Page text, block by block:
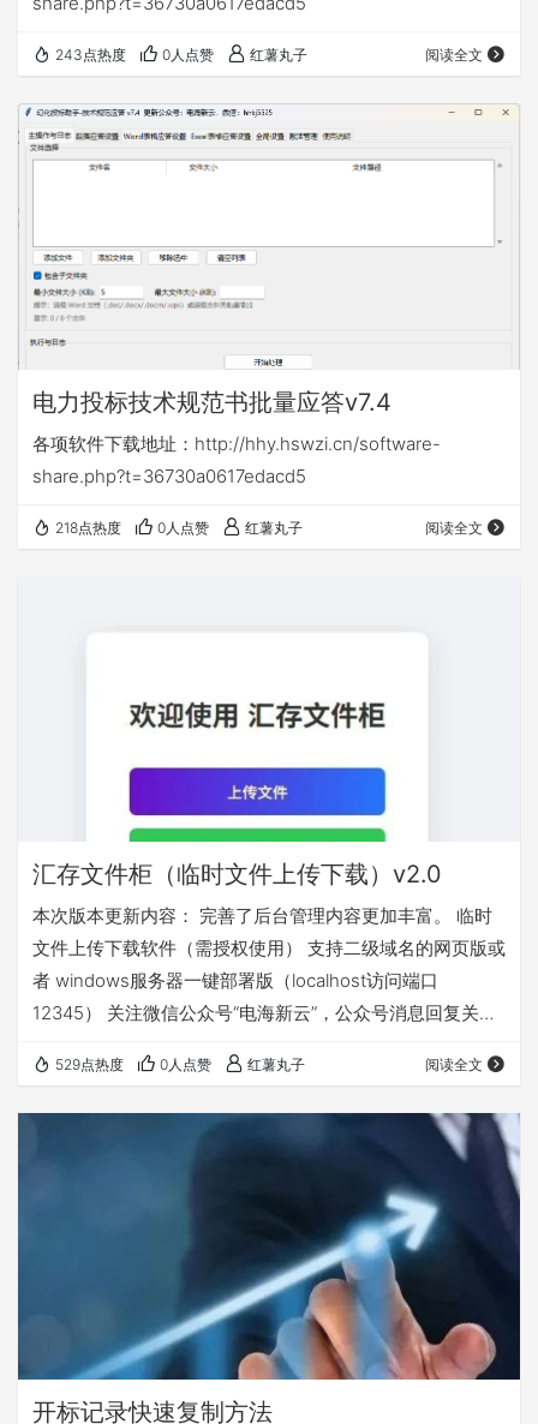
243点热度 0人点赞 红薯丸子 阅读全文
电力投标技术规范书批量应答v7.4
各项软件下载地址：http://hhy.hswzi.cn/software-
share.php?t=36730a0617edacd5
218点热度 0人点赞 红薯丸子 阅读全文
汇存文件柜（临时文件上传下载）v2.0
本次版本更新内容： 完善了后台管理内容更加丰富。 临时
文件上传下载软件（需授权使用） 支持二级域名的网页版或
者 windows服务器一键部署版（localhost访问端口
12345） 关注微信公众号“电海新云”，公众号消息回复关键
529点热度 0人点赞 红薯丸子 阅读全文
开标记录快速复制方法